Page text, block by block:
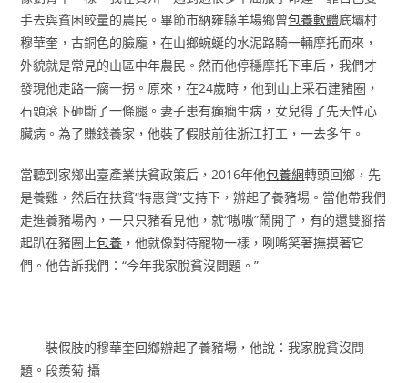
手去與貧困較量的農民。畢節市納雍縣羊場鄉曾包養軟體底壩村
穆華奎，古銅色的臉龐，在山鄉蜿蜒的水泥路騎一輛摩托而來，
外貌就是常見的山區中年農民。然而他停穩摩托下車后，我們才
發現他走路一瘸一拐。原來，在24歲時，他到山上采石建豬圈，
石頭滾下砸斷了一條腿。妻子患有癲癇生病，女兒得了先天性心
臟病。為了賺錢養家，他裝了假肢前往浙江打工，一去多年。
當聽到家鄉出臺產業扶貧政策后，2016年他包養網轉頭回鄉，先
是養雞，然后在扶貧“特惠貸”支持下，辦起了養豬場。當他帶我們
走進養豬場內，一只只豬看見他，就“嗷嗷”鬧開了，有的還雙腳搭
起趴在豬圈上包養 ，他就像對待寵物一樣，咧嘴笑著撫摸著它
們。他告訴我們：“今年我家脫貧沒問題。”
裝假肢的穆華奎回鄉辦起了養豬場，他說：我家脫貧沒問
題。段羨菊 攝